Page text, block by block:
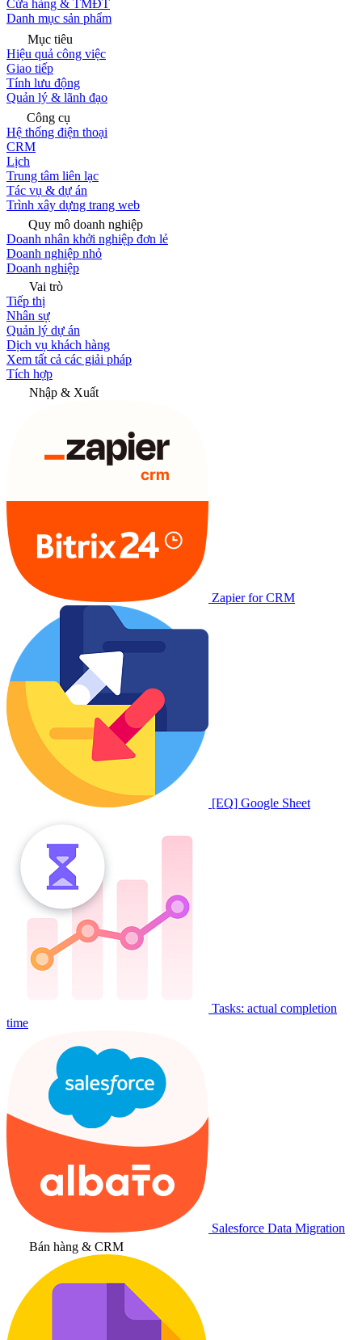
Cửa hàng & TMĐT
Danh mục sản phẩm
Mục tiêu
Hiệu quả công việc
Giao tiếp
Tính lưu động
Quản lý & lãnh đạo
Công cụ
Hệ thống điện thoại
CRM
Lịch
Trung tâm liên lạc
Tác vụ & dự án
Trình xây dựng trang web
Quy mô doanh nghiệp
Doanh nhân khởi nghiệp đơn lẻ
Doanh nghiệp nhỏ
Doanh nghiệp
Vai trò
Tiếp thị
Nhân sự
Quản lý dự án
Dịch vụ khách hàng
Xem tất cả các giải pháp
Tích hợp
Nhập & Xuất
Zapier for CRM
[EQ] Google Sheet
Tasks: actual completion
time
Salesforce Data Migration
Bán hàng & CRM